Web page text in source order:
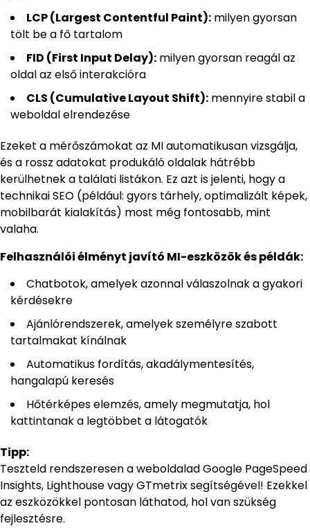
LCP (Largest Contentful Paint): milyen gyorsan
tölt be a fő tartalom
FID (First Input Delay): milyen gyorsan reagál az
oldal az első interakcióra
CLS (Cumulative Layout Shift): mennyire stabil a
weboldal elrendezése
Ezeket a mérőszámokat az MI automatikusan vizsgálja,
és a rossz adatokat produkáló oldalak hátrébb
kerülhetnek a találati listákon. Ez azt is jelenti, hogy a
technikai SEO (például: gyors tárhely, optimalizált képek,
mobilbarát kialakítás) most még fontosabb, mint
valaha.
Felhasználói élményt javító MI-eszközök és példák:
Chatbotok, amelyek azonnal válaszolnak a gyakori
kérdésekre
Ajánlórendszerek, amelyek személyre szabott
tartalmakat kínálnak
Automatikus fordítás, akadálymentesítés,
hangalapú keresés
Hőtérképes elemzés, amely megmutatja, hol
kattintanak a legtöbbet a látogatók
Tipp:
Teszteld rendszeresen a weboldalad Google PageSpeed
Insights, Lighthouse vagy GTmetrix segítségével! Ezekkel
az eszközökkel pontosan láthatod, hol van szükség
fejlesztésre.